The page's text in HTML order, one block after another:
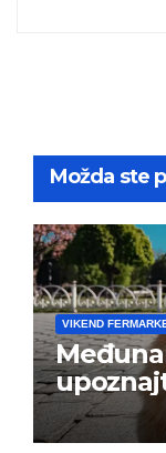
Možda ste
VIKEND